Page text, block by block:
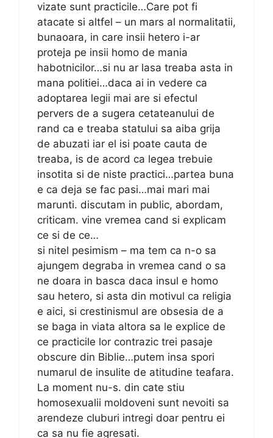
vizate sunt practicile…Care pot fi
atacate si altfel – un mars al normalitatii,
bunaoara, in care insii hetero i-ar
proteja pe insii homo de mania
habotnicilor…si nu ar lasa treaba asta in
mana politiei…daca ai in vedere ca
adoptarea legii mai are si efectul
pervers de a sugera cetateanului de
rand ca e treaba statului sa aiba grija
de abuzati iar el isi poate cauta de
treaba, is de acord ca legea trebuie
insotita si de niste practici…partea buna
e ca deja se fac pasi…mai mari mai
marunti. discutam in public, abordam,
criticam. vine vremea cand si explicam
ce si de ce…
si nitel pesimism – ma tem ca n-o sa
ajungem degraba in vremea cand o sa
ne doara in basca daca insul e homo
sau hetero, si asta din motivul ca religia
e aici, si crestinismul are obsesia de a
se baga in viata altora sa le explice de
ce practicile lor contrazic trei pasaje
obscure din Biblie…putem insa spori
numarul de insulite de atitudine teafara.
La moment nu-s. din cate stiu
homosexualii moldoveni sunt nevoiti sa
arendeze cluburi intregi doar pentru ei
ca sa nu fie agresati.